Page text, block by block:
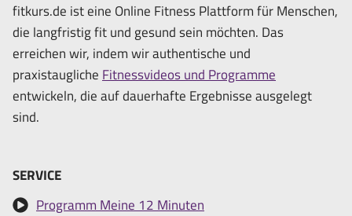
fitkurs.de ist eine Online Fitness Plattform für Menschen,
die langfristig fit und gesund sein möchten. Das
erreichen wir, indem wir authentische und
praxistaugliche Fitnessvideos und Programme
entwickeln, die auf dauerhafte Ergebnisse ausgelegt
sind.
SERVICE
Programm Meine 12 Minuten